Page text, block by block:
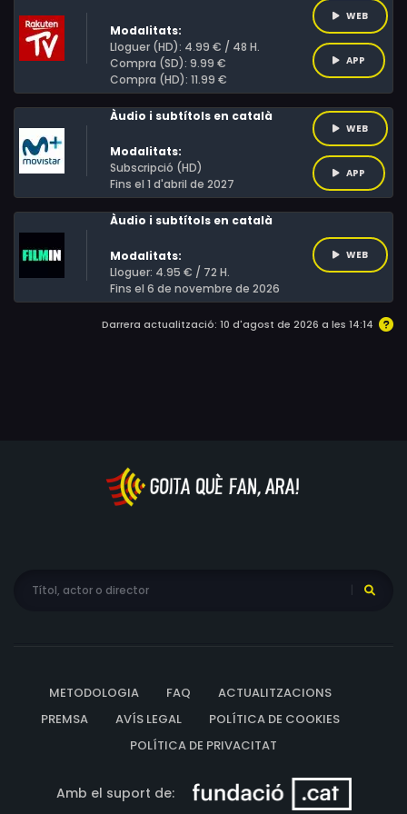
("Titanic") entre otros. La película fue noticia en todo el
mundo por el trágico accidente ocurrido durante el
rodaje, cuando un disparo efectuado por Baldwin hirió
mortalmente a la directora de fotografía Halyna
Hutchins y alcanzó también al propio Souza. Ese
contexto extracinematográfico convirtió "Dos forajidos"
en uno de los títulos más comentados del momento.
Modalitats:
Lloguer (HD): 4.99 € / 48 H.
Compra (SD): 9.99 €
Compra (HD): 11.99 €
WEB
APP
Àudio i subtítols en català
Modalitats:
Subscripció (HD)
Fins el 1 d'abril de 2027
WEB
APP
Àudio i subtítols en català
Modalitats:
Lloguer: 4.95 € / 72 H.
Fins el 6 de novembre de 2026
WEB
Darrera actualització: 10 d'agost de 2026 a les 14:14
METODOLOGIA FAQ
ACTUALITZACIONS
PREMSA
AVÍS LEGAL
POLÍTICA DE COOKIES
POLÍTICA DE PRIVACITAT
Amb el suport de: